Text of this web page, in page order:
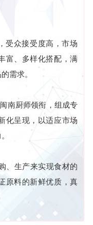
受众接受度高，市场
富、多样化搭配，满
需求。
南厨师领衔，组成专
化呈现，以适应市场
、生产来实现食材的
原料的新鲜优质，真